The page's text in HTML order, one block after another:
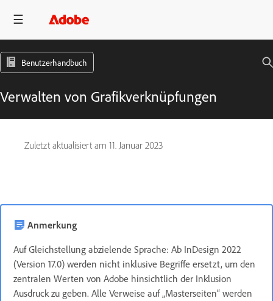
Benutzerhandbuch
Verwalten von Grafikverknüpfungen
Zuletzt aktualisiert am 11. Januar 2023
Anmerkung
Auf Gleichstellung abzielende Sprache: Ab InDesign 2022
(Version 17.0) werden nicht inklusive Begriffe ersetzt, um den
zentralen Werten von Adobe hinsichtlich der Inklusion
Ausdruck zu geben. Alle Verweise auf „Masterseiten“ werden